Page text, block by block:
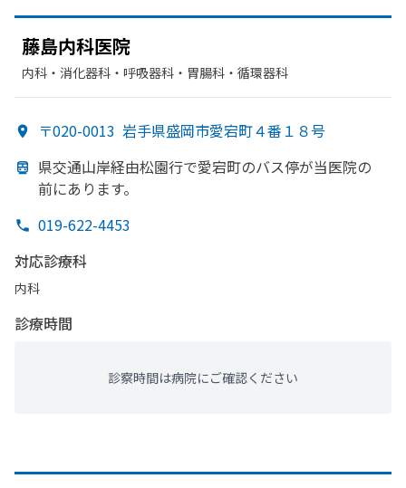
藤島内科医院
内科・​消化器科・​呼吸器科・​胃腸科・​循環器科
〒020-0013 岩手県盛岡市愛宕町４番１８号
県交通山岸経由松園行で愛宕町のバス停が当医院の
前にあります。
019-622-4453
対応診療科
内科
診療時間
診察時間は病院にご確認ください